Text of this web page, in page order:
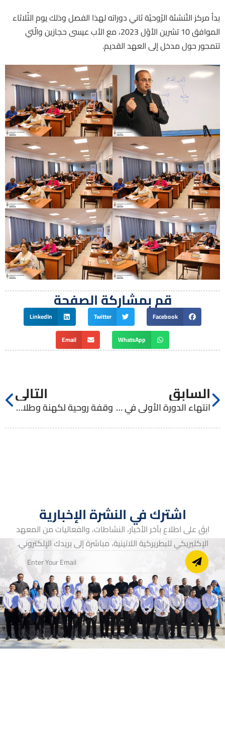
بدأ مركز التّنشئة الرّوحيّة ثاني دوراته لهذا الفصل وذلك يوم الثّلاثاء
الموافق 10 تشرين الأوّل 2023، مع الأب عيسى حجازين والّتي
تتمحور حول مدخل إلى العهد القديم.
قم بمشاركة الصفحة
Facebook
Twitter
LinkedIn
WhatsApp
Email
السابق
انتهاء الدورة الأولى في مركز التنشئة الروحيّة
التالي
وقفة روحية لكهنة وطلاب المعهد الإكليريكي
اشترك في النشرة الإخبارية
ابقَ على اطلاع بآخر الأخبار، النشاطات، والفعاليات من المعهد
الإكليريكي للبطريركية اللاتينية، مباشرة إلى بريدك الإلكتروني.